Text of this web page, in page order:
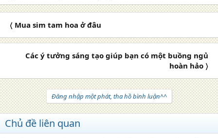
〈 Mua sim tam hoa ở đâu
Các ý tưởng sáng tạo giúp bạn có một buồng ngủ
hoàn hảo 〉
Đăng nhập một phát, tha hồ bình luận^^
Chủ đề liên quan